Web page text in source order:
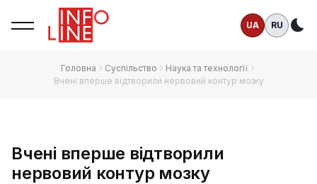
UA RU
Головна Суспільство
Наука та технології
Вчені вперше відтворили нервовий контур мозку
Вчені вперше відтворили
нервовий контур мозку